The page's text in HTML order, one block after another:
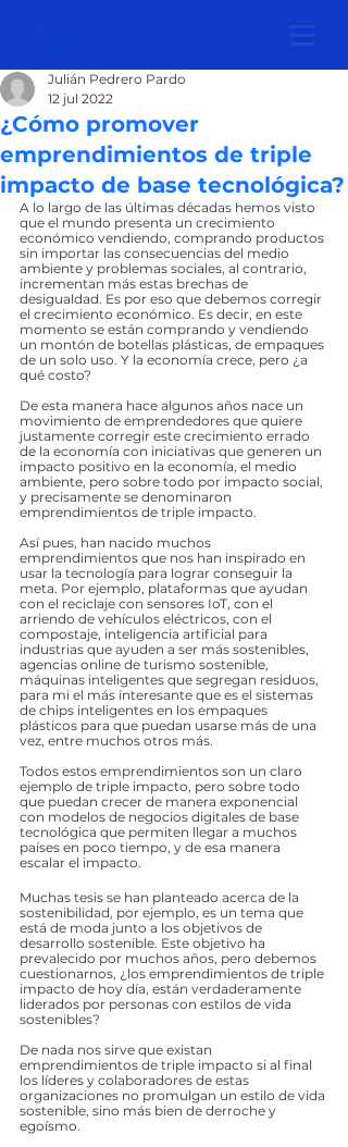
¿Cómo promover
emprendimientos de triple
impacto de base tecnológica?
Julián Pedrero Pardo
12 jul 2022
A lo largo de las últimas décadas hemos visto
que el mundo presenta un crecimiento
económico vendiendo, comprando productos
sin importar las consecuencias del medio
ambiente y problemas sociales, al contrario,
incrementan más estas brechas de
desigualdad. Es por eso que debemos corregir
el crecimiento económico. Es decir, en este
momento se están comprando y vendiendo
un montón de botellas plásticas, de empaques
de un solo uso. Y la economía crece, pero ¿a
qué costo?
De esta manera hace algunos años nace un
movimiento de emprendedores que quiere
justamente corregir este crecimiento errado
de la economía con iniciativas que generen un
impacto positivo en la economía, el medio
ambiente, pero sobre todo por impacto social,
y precisamente se denominaron
emprendimientos de triple impacto.
Así pues, han nacido muchos
emprendimientos que nos han inspirado en
usar la tecnología para lograr conseguir la
meta. Por ejemplo, plataformas que ayudan
con el reciclaje con sensores IoT, con el
arriendo de vehículos eléctricos, con el
compostaje, inteligencia artificial para
industrias que ayuden a ser más sostenibles,
agencias online de turismo sostenible,
máquinas inteligentes que segregan residuos,
para mi el más interesante que es el sistemas
de chips inteligentes en los empaques
plásticos para que puedan usarse más de una
vez, entre muchos otros más.
Todos estos emprendimientos son un claro
ejemplo de triple impacto, pero sobre todo
que puedan crecer de manera exponencial
con modelos de negocios digitales de base
tecnológica que permiten llegar a muchos
países en poco tiempo, y de esa manera
escalar el impacto.
Muchas tesis se han planteado acerca de la
sostenibilidad, por ejemplo, es un tema que
está de moda junto a los objetivos de
desarrollo sostenible. Este objetivo ha
prevalecido por muchos años, pero debemos
cuestionarnos, ¿los emprendimientos de triple
impacto de hoy día, están verdaderamente
liderados por personas con estilos de vida
sostenibles?
De nada nos sirve que existan
emprendimientos de triple impacto si al final
los líderes y colaboradores de estas
organizaciones no promulgan un estilo de vida
sostenible, sino más bien de derroche y
egoísmo.